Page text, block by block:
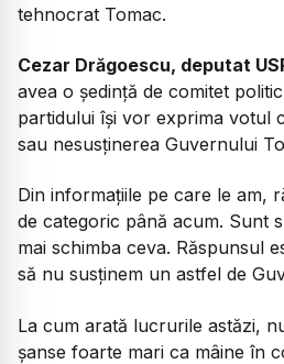
tehnocrat Tomac.
Cezar Drăgoescu, deputat
avea o ședință de comitet
partidului își vor exprima votul
sau nesusținerea Guvernului
Din informațiile pe care le am,
de categoric până acum. Sunt
mai schimba ceva. Răspunsul
să nu susținem un astfel de
La cum arată lucrurile astăzi,
șanse foarte mari ca mâine în